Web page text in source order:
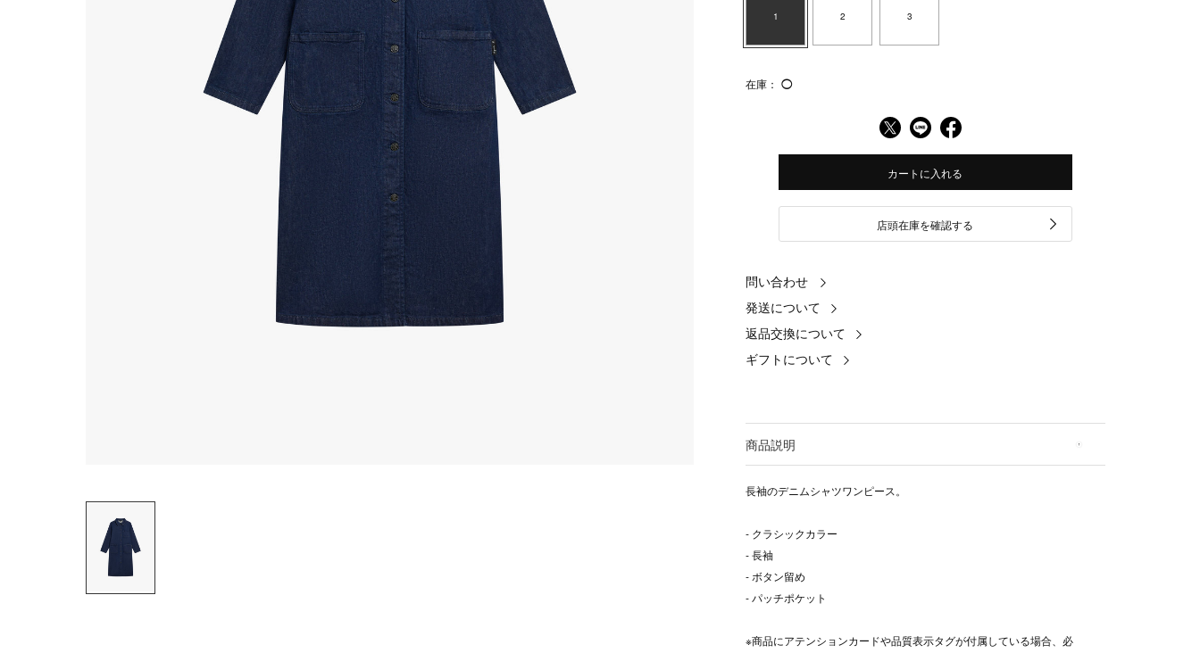
1 2 3
在庫： ◯
カートに入れる
店頭在庫を確認する
問い合わせ
発送について
返品交換について
ギフトについて
商品説明
長袖のデニムシャツワンピース。
- クラシックカラー
- 長袖
- ボタン留め
- パッチポケット
※商品にアテンションカードや品質表示タグが付属している場合、必